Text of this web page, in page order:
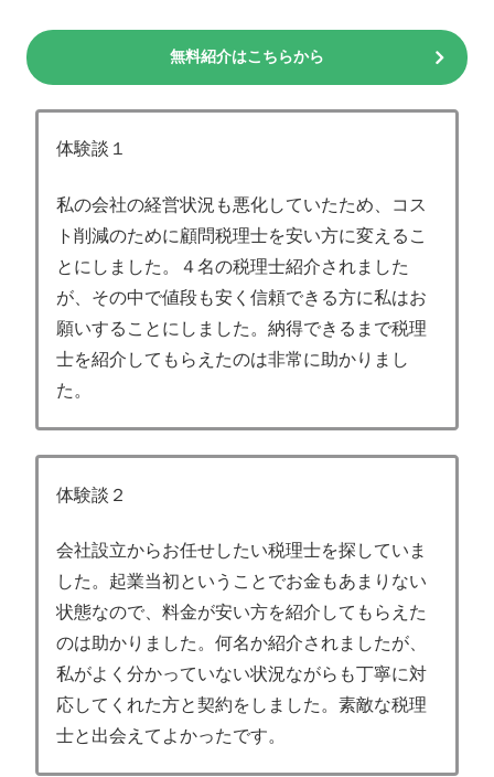
無料紹介はこちらから
体験談１
私の会社の経営状況も悪化していたため、コス
ト削減のために顧問税理士を安い方に変えるこ
とにしました。４名の税理士紹介されました
が、その中で値段も安く信頼できる方に私はお
願いすることにしました。納得できるまで税理
士を紹介してもらえたのは非常に助かりまし
た。
体験談２
会社設立からお任せしたい税理士を探していま
した。起業当初ということでお金もあまりない
状態なので、料金が安い方を紹介してもらえた
のは助かりました。何名か紹介されましたが、
私がよく分かっていない状況ながらも丁寧に対
応してくれた方と契約をしました。素敵な税理
士と出会えてよかったです。